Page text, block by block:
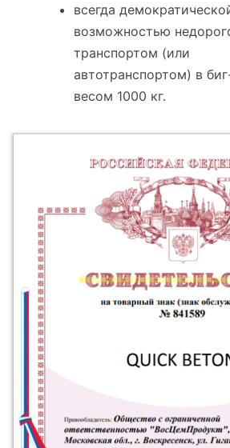
всегда
возможностью
транспортом (или
автотранспортом) в
весом 1000 кг.